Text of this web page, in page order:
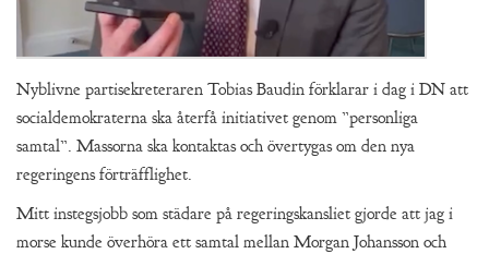
Nyblivne partisekreteraren Tobias Baudin förklarar i dag i DN att
socialdemokraterna ska återfå initiativet genom ”personliga
samtal”. Massorna ska kontaktas och övertygas om den nya
regeringens förträfflighet.
Mitt instegsjobb som städare på regeringskansliet gjorde att jag i
morse kunde överhöra ett samtal mellan Morgan Johansson och